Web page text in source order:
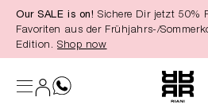
springen
Our SALE is on! Sichere Dir jetzt 50%
Favoriten aus der Frühjahrs-/
Edition. Shop now